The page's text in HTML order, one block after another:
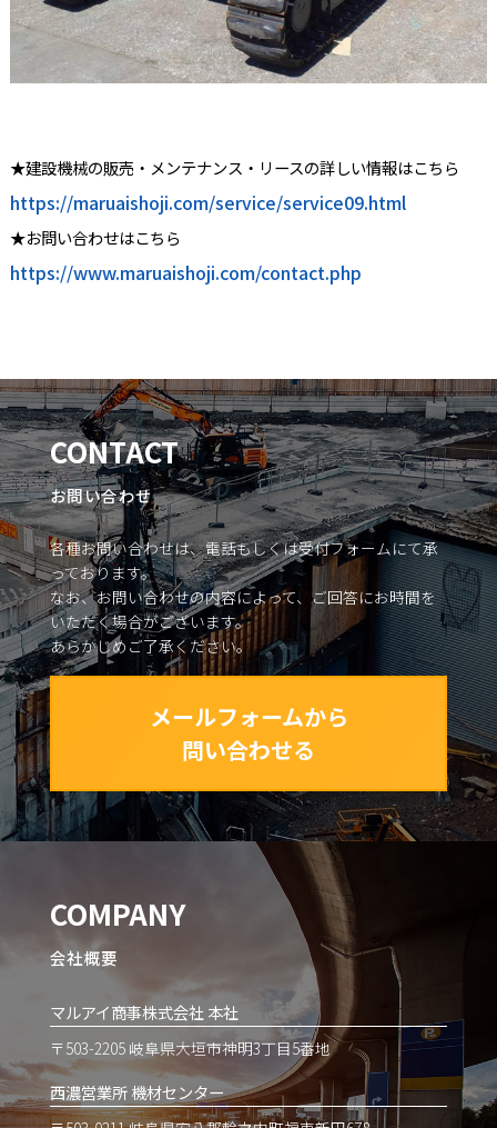
★建設機械の販売・メンテナンス・リースの詳しい情報はこちら
https://maruaishoji.com/service/service09.html
★お問い合わせはこちら
https://www.maruaishoji.com/contact.php
COMPANY
会社概要
マルアイ商事株式会社 本社
〒503-2205 岐阜県大垣市神明3丁目5番地
西濃営業所 機材センター
CONTACT
お問い合わせ
各種お問い合わせは、電話もしくは受付フォームにて承
っております。
なお、お問い合わせの内容によって、ご回答にお時間を
いただく場合がございます。
あらかじめご了承ください。
メールフォームから
問い合わせる